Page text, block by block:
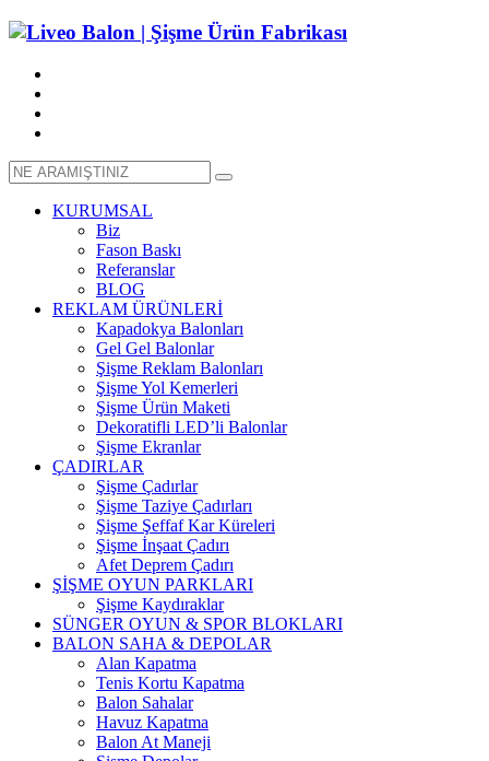
KURUMSAL
Biz
Fason Baskı
Referanslar
BLOG
REKLAM ÜRÜNLERİ
Kapadokya Balonları
Gel Gel Balonlar
Şişme Reklam Balonları
Şişme Yol Kemerleri
Şişme Ürün Maketi
Dekoratifli LED’li Balonlar
Şişme Ekranlar
ÇADIRLAR
Şişme Çadırlar
Şişme Taziye Çadırları
Şişme Şeffaf Kar Küreleri
Şişme İnşaat Çadırı
Afet Deprem Çadırı
ŞİŞME OYUN PARKLARI
Şişme Kaydıraklar
SÜNGER OYUN & SPOR BLOKLARI
BALON SAHA & DEPOLAR
Alan Kapatma
Tenis Kortu Kapatma
Balon Sahalar
Havuz Kapatma
Balon At Maneji